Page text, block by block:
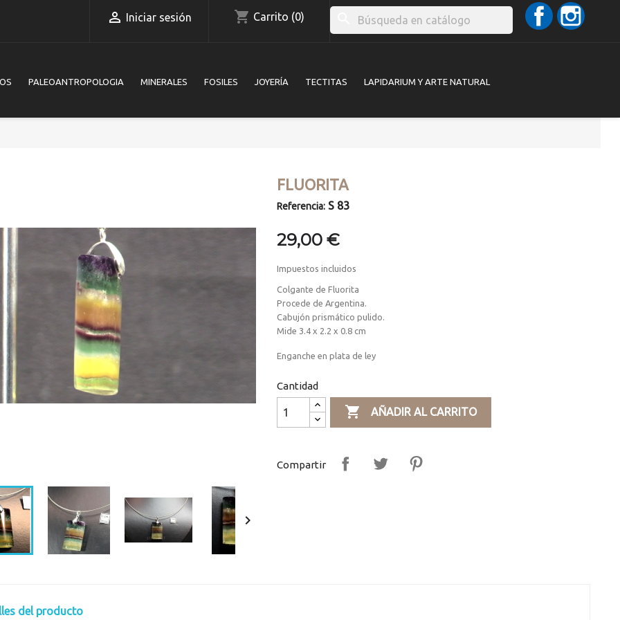
 Iniciar sesión shopping_cart Carrito (0)
Facebook
PALEOANTROPOLOGIA MINERALES FOSILES JOYERÍA TECTITAS LAPIDARIUM Y ARTE NATURAL

FLUORITA
Referencia: S 83
29,00 €
Impuestos incluidos
Colgante de Fluorita
Procede de Argentina.
Cabujón prismático pulido.
Mide 3.4 x 2.2 x 0.8 cm
Enganche en plata de ley
Cantidad
 AÑADIR AL CARRITO
Compartir
del producto